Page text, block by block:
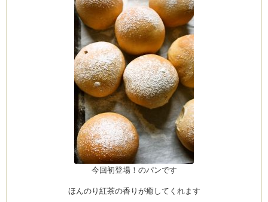
今回初登場！のパンです
ほんのり紅茶の香りが癒してくれます